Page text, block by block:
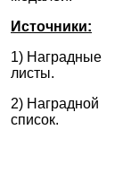
Источники:
1) Наградные
листы.
2) Наградной
список.